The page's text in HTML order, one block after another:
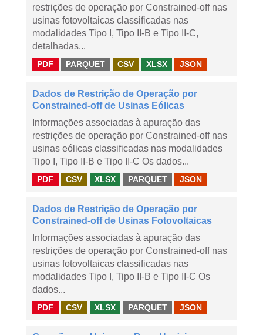
restrições de operação por Constrained-off nas
usinas fotovoltaicas classificadas nas
modalidades Tipo I, Tipo II-B e Tipo II-C,
detalhadas...
PDF PARQUET CSV XLSX JSON
Dados de Restrição de Operação por
Constrained-off de Usinas Eólicas
Informações associadas à apuração das
restrições de operação por Constrained-off nas
usinas eólicas classificadas nas modalidades
Tipo I, Tipo II-B e Tipo II-C Os dados...
PDF CSV XLSX PARQUET JSON
Dados de Restrição de Operação por
Constrained-off de Usinas Fotovoltaicas
Informações associadas à apuração das
restrições de operação por Constrained-off nas
usinas fotovoltaicas classificadas nas
modalidades Tipo I, Tipo II-B e Tipo II-C Os
dados...
PDF CSV XLSX PARQUET JSON